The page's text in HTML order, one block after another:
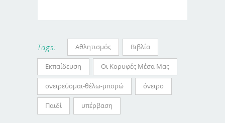
Tags: Αθλητισμός Βιβλία
Εκπαίδευση Οι Κορυφές Μέσα Μας
ονειρεύομαι-θέλω-μπορώ όνειρο
Παιδί υπέρβαση